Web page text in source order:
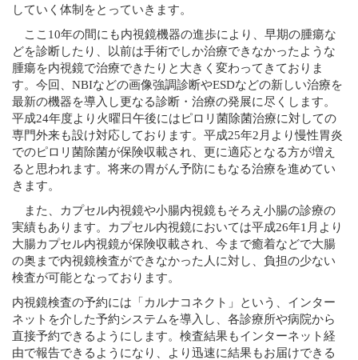
していく体制をとっていきます。
ここ10年の間にも内視鏡機器の進歩により、早期の腫瘍な
どを診断したり、以前は手術でしか治療できなかったような
腫瘍を内視鏡で治療できたりと大きく変わってきておりま
す。今回、NBIなどの画像強調診断やESDなどの新しい治療を
最新の機器を導入し更なる診断・治療の発展に尽くします。
平成24年度より火曜日午後にはピロリ菌除菌治療に対しての
専門外来も設け対応しております。平成25年2月より慢性胃炎
でのピロリ菌除菌が保険収載され、更に適応となる方が増え
ると思われます。将来の胃がん予防にもなる治療を進めてい
きます。
また、カプセル内視鏡や小腸内視鏡もそろえ小腸の診療の
実績もあります。カプセル内視鏡においては平成26年1月より
大腸カプセル内視鏡が保険収載され、今まで癒着などで大腸
の奥まで内視鏡検査ができなかった人に対し、負担の少ない
検査が可能となっております。
内視鏡検査の予約には「カルナコネクト」という、インター
ネットを介した予約システムを導入し、各診療所や病院から
直接予約できるようにします。検査結果もインターネット経
由で報告できるようになり、より迅速に結果もお届けできる